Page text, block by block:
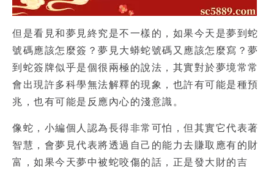
但是看見和夢見終究是不一樣的，如果今天是夢到蛇
號碼應該怎麼簽？ 夢見大蟒蛇號碼 又應該怎麼寫？ 夢
到蛇簽牌似乎是個很兩極的說法，其實對於夢境常常
會出現許多科學無法解釋的現象，也許有可能是種預
兆，也有可能是反應內心的淺意識。
像蛇，小編個人認為長得非常可怕，但其實它代表著
智慧，會夢見代表將透過自己的能力去賺取應有的財
富，如果今天夢中被蛇咬傷的話，正是發大財的吉